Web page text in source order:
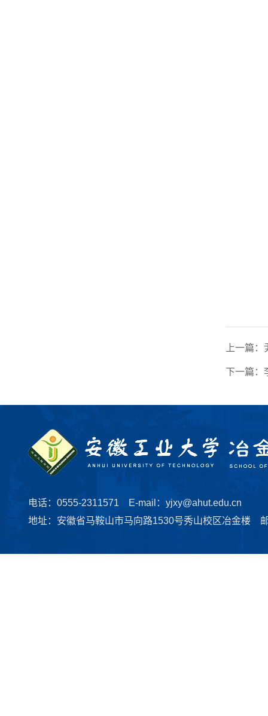
上一篇：
下一篇：
电话：0555-2311571 E-mail：yjxy@ahut.edu.cn
地址：安徽省马鞍山市马向路1530号秀山校区冶金楼